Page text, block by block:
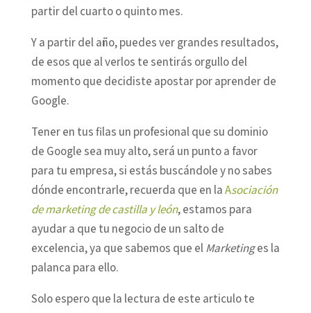
partir del cuarto o quinto mes.
Y a partir del año, puedes ver grandes resultados,
de esos que al verlos te sentirás orgullo del
momento que decidiste apostar por aprender de
Google.
Tener en tus filas un profesional que su dominio
de Google sea muy alto, será un punto a favor
para tu empresa, si estás buscándole y no sabes
dónde encontrarle, recuerda que en laAsociación
de marketing de castilla y león, estamos para
ayudar a que tu negocio de un salto de
excelencia, ya que sabemos que elMarketinges la
palanca para ello.
Solo espero que la lectura de este articulo te